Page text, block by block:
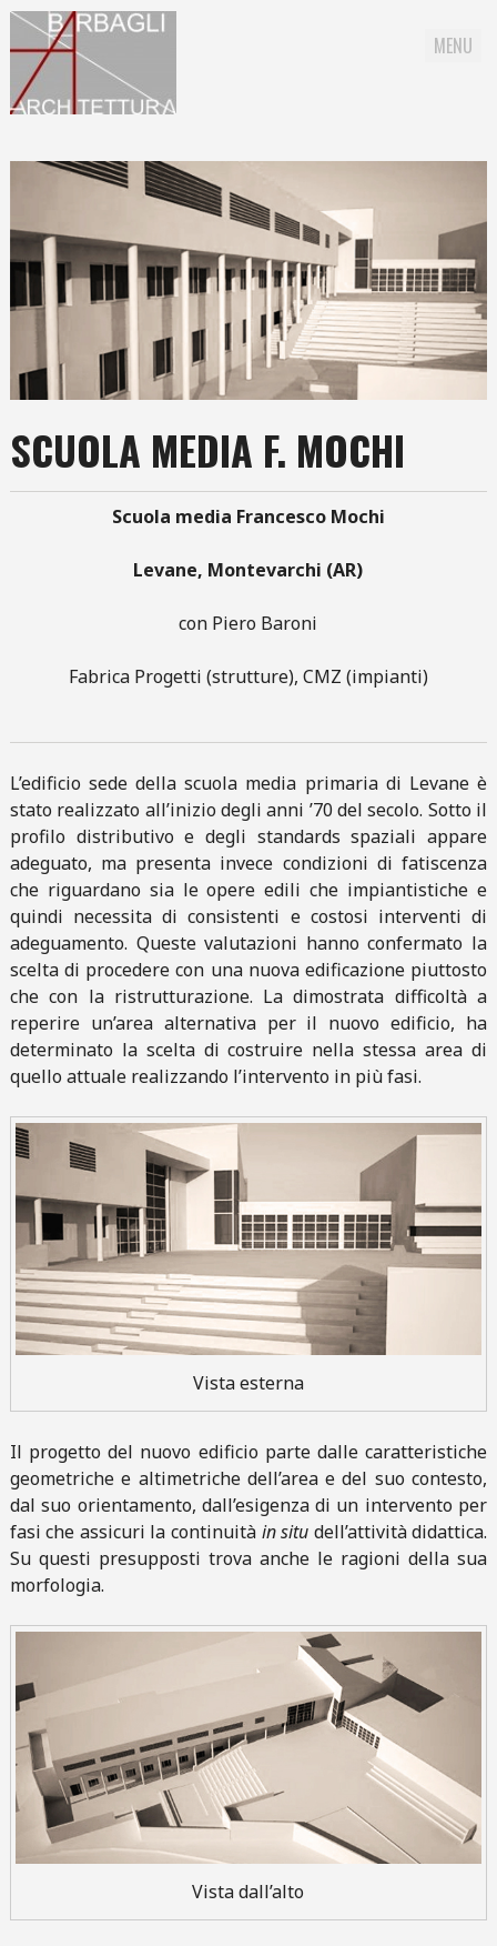
MENU
SCUOLA MEDIA F. MOCHI
Scuola media Francesco Mochi
Levane, Montevarchi (AR)
con Piero Baroni
Fabrica Progetti (strutture), CMZ (impianti)
L’edificio sede della scuola media primaria di Levane è
stato realizzato all’inizio degli anni ’70 del secolo. Sotto il
profilo distributivo e degli standards spaziali appare
adeguato, ma presenta invece condizioni di fatiscenza
che riguardano sia le opere edili che impiantistiche e
quindi necessita di consistenti e costosi interventi di
adeguamento. Queste valutazioni hanno confermato la
scelta di procedere con una nuova edificazione piuttosto
che con la ristrutturazione. La dimostrata difficoltà a
reperire un’area alternativa per il nuovo edificio, ha
determinato la scelta di costruire nella stessa area di
quello attuale realizzando l’intervento in più fasi.
Vista esterna
Il progetto del nuovo edificio parte dalle caratteristiche
geometriche e altimetriche dell’area e del suo contesto,
dal suo orientamento, dall’esigenza di un intervento per
fasi che assicuri la continuità in situ dell’attività didattica.
Su questi presupposti trova anche le ragioni della sua
morfologia.
Vista dall’alto